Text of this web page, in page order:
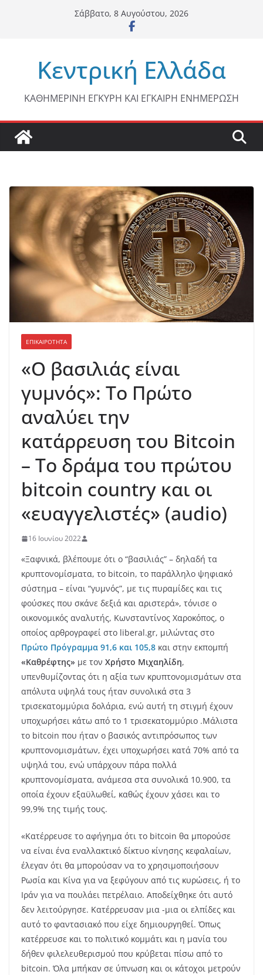
Σάββατο, 8 Αυγούστου, 2026
Κεντρική Ελλάδα
ΚΑΘΗΜΕΡΙΝΗ ΕΓΚΥΡΗ ΚΑΙ ΕΓΚΑΙΡΗ ΕΝΗΜΕΡΩΣΗ
ΕΠΙΚΑΙΡΟΤΗΤΑ
«Ο βασιλιάς είναι
γυμνός»: Το Πρώτο
αναλύει την
κατάρρευση του Bitcoin
– Το δράμα του πρώτου
bitcoin country και οι
«ευαγγελιστές» (audio)
16 Ιουνίου 2022
«Ξαφνικά, βλέπουμε ότι ο “βασιλιάς” – δηλαδή τα
κρυπτονομίσματα, το bitcoin, το παράλληλο ψηφιακό
σύστημα – είναι “γυμνός”, με τις πυραμίδες και τις
φούσκες που σκάνε δεξιά και αριστερά», τόνισε ο
οικονομικός αναλυτής, Κωνσταντίνος Χαροκόπος, ο
οποίος αρθρογραφεί στο liberal.gr, μιλώντας στο
Πρώτο Πρόγραμμα 91,6 και 105,8 και στην εκπομπή
«Καθρέφτης» με τον Χρήστο Μιχαηλίδη,
υπενθυμίζοντας ότι η αξία των κρυπτονομισμάτων στα
απόλυτα υψηλά τους ήταν συνολικά στα 3
τρισεκατομμύρια δολάρια, ενώ αυτή τη στιγμή έχουν
υποχωρήσει κάτω από το 1 τρισεκατομμύριο .Μάλιστα
το bitcoin που ήταν ο βασικός αντιπρόσωπος των
κρυπτονομισμάτων, έχει υποχωρήσει κατά 70% από τα
υψηλά του, ενώ υπάρχουν πάρα πολλά
κρυπτονομίσματα, ανάμεσα στα συνολικά 10.900, τα
οποία έχουν εξαϋλωθεί, καθώς έχουν χάσει και το
99,9% της τιμής τους.
«Κατέρρευσε το αφήγημα ότι το bitcoin θα μπορούσε
να είναι ένα εναλλακτικό δίκτυο κίνησης κεφαλαίων,
έλεγαν ότι θα μπορούσαν να το χρησιμοποιήσουν
Ρωσία και Κίνα για να ξεφύγουν από τις κυρώσεις, ή το
Ιράν για να πουλάει πετρέλαιο. Αποδείχθηκε ότι αυτό
δεν λειτούργησε. Κατέρρευσαν μια -μια οι ελπίδες και
αυτό το φαντασιακό που είχε δημιουργηθεί. Όπως
κατέρρευσε και το πολιτικό κομμάτι και η μανία του
δήθεν φιλελευθερισμού που κρύβεται πίσω από το
bitcoin. Όλα μπήκαν σε ύπνωση και οι κάτοχοι μετρούν